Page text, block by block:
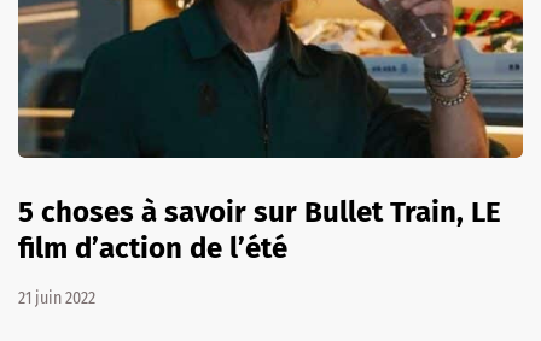
5 choses à savoir sur Bullet Train, LE
film d’action de l’été
21 juin 2022